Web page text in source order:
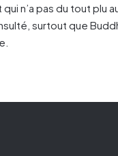
n’a pas du tout plu
surtout que